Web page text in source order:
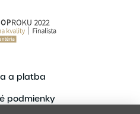
a platba
podmienky